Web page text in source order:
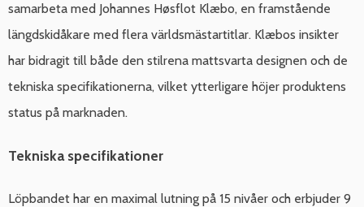
samarbeta med Johannes Høsflot Klæbo, en framstående
längdskidåkare med flera världsmästartitlar. Klæbos insikter
har bidragit till både den stilrena mattsvarta designen och de
tekniska specifikationerna, vilket ytterligare höjer produktens
status på marknaden.
Tekniska specifikationer
Löpbandet har en maximal lutning på 15 nivåer och erbjuder 9